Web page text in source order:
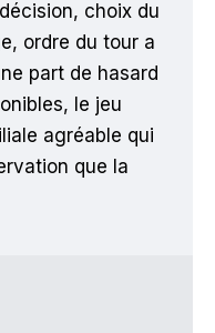
choix du
ordre du tour a
part de hasard
le jeu
agréable qui
que la